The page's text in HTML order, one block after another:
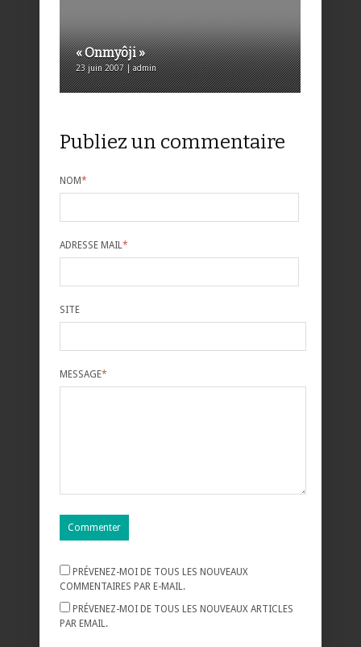
« Onmyôji »
23 juin 2007 | admin
Publiez un commentaire
NOM*
ADRESSE MAIL *
SITE
MESSAGE*
PRÉVENEZ-MOI DE TOUS LES NOUVEAUX
COMMENTAIRES PAR E-MAIL.
PRÉVENEZ-MOI DE TOUS LES NOUVEAUX ARTICLES
PAR EMAIL.